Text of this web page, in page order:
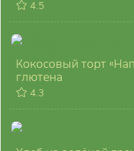
4.5
Кокосовый торт
глютена
4.3